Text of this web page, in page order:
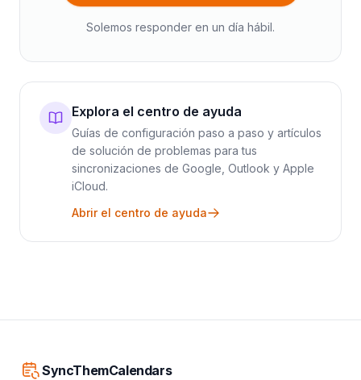
Solemos responder en un día hábil.
Explora el centro de ayuda
Guías de configuración paso a paso y artículos
de solución de problemas para tus
sincronizaciones de Google, Outlook y Apple
iCloud.
Abrir el centro de ayuda
SyncThemCalendars